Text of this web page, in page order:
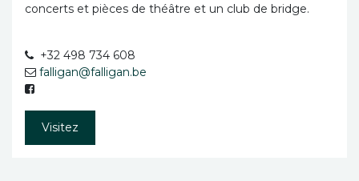
concerts et pièces de théâtre et un club de bridge.
+32 498 734 608
falligan@falligan.be
Visitez